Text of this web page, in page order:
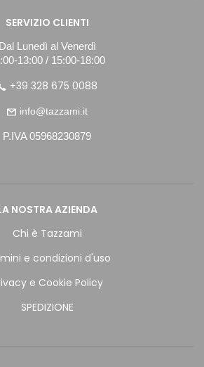
SERVIZIO CLIENTI
Dal Lunedì al Venerdì
13:00 / 15:00-18:00
+39 328 675 0088
info@tazzami.it
P.IVA 05968230879
NOSTRA AZIENDA
Chi è Tazzami
e condizioni d'uso
e Cookie Policy
SPEDIZIONE